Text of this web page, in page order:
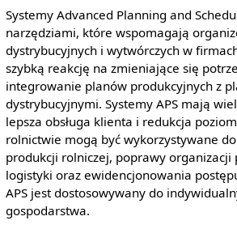
Systemy Advanced Planning and
narzędziami, które wspomagają
dystrybucyjnych i wytwórczych w
szybką reakcję na zmieniające się
integrowanie planów produkcyjnych z
dystrybucyjnymi. Systemy APS mają
lepsza obsługa klienta i redukcja
rolnictwie mogą być wykorzystywane
produkcji rolniczej, poprawy organizacji
logistyki oraz ewidencjonowania
APS jest dostosowywany do
gospodarstwa.